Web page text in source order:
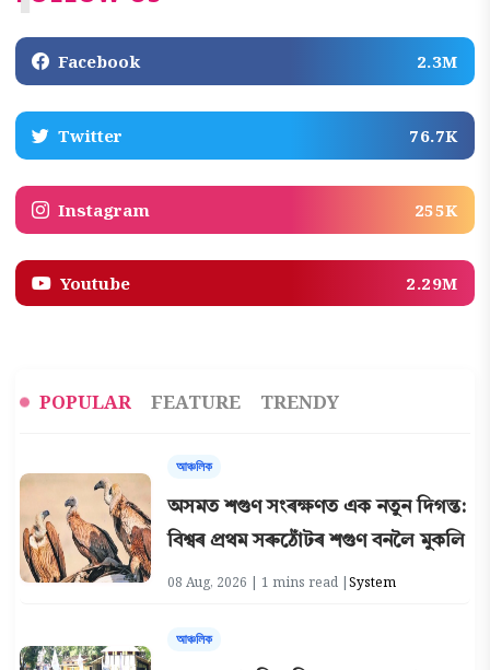
Facebook 2.3M
Twitter 76.7K
Instagram 255K
Youtube 2.29M
POPULAR FEATURE TRENDY
আঞ্চলিক
অসমত শগুণ সংৰক্ষণত এক নতুন দিগন্ত:
বিশ্বৰ প্ৰথম সৰুঠোঁটৰ শগুণ বনলৈ মুকলি
08 Aug, 2026 | 1 mins read |System
আঞ্চলিক